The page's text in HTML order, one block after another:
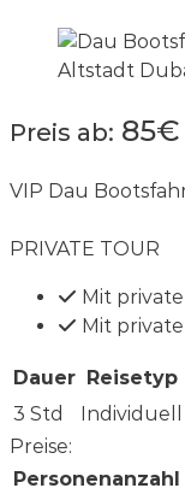
Preis ab: 85€
VIP Dau
PRIVATE TOUR
Mit
Mit
Dauer Reisetyp
3 Std
Individuell
Preise:
Personenanzahl